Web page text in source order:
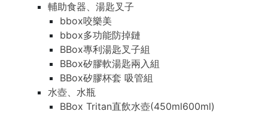
輔助食器、湯匙叉子
bbox咬樂美
bbox多功能防掉鏈
BBox專利湯匙叉子組
BBox矽膠軟湯匙兩入組
BBox矽膠杯套 吸管組
水壺、水瓶
BBox Tritan直飲水壺(450ml600ml)